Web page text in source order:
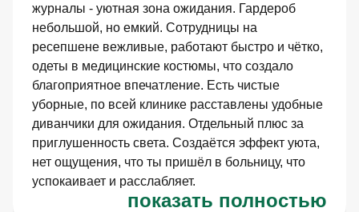
журналы - уютная зона ожидания. Гардероб
небольшой, но емкий. Сотрудницы на
ресепшене вежливые, работают быстро и чётко,
одеты в медицинские костюмы, что создало
благоприятное впечатление. Есть чистые
уборные, по всей клинике расставлены удобные
диванчики для ожидания. Отдельный плюс за
приглушенность света. Создаётся эффект уюта,
нет ощущения, что ты пришёл в больницу, что
успокаивает и расслабляет.
показать полностью